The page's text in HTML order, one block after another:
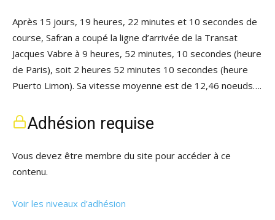
Après 15 jours, 19 heures, 22 minutes et 10 secondes de
course, Safran a coupé la ligne d’arrivée de la Transat
Jacques Vabre à 9 heures, 52 minutes, 10 secondes (heure
de Paris), soit 2 heures 52 minutes 10 secondes (heure
Puerto Limon). Sa vitesse moyenne est de 12,46 noeuds….
Adhésion requise
Vous devez être membre du site pour accéder à ce
contenu.
Voir les niveaux d’adhésion